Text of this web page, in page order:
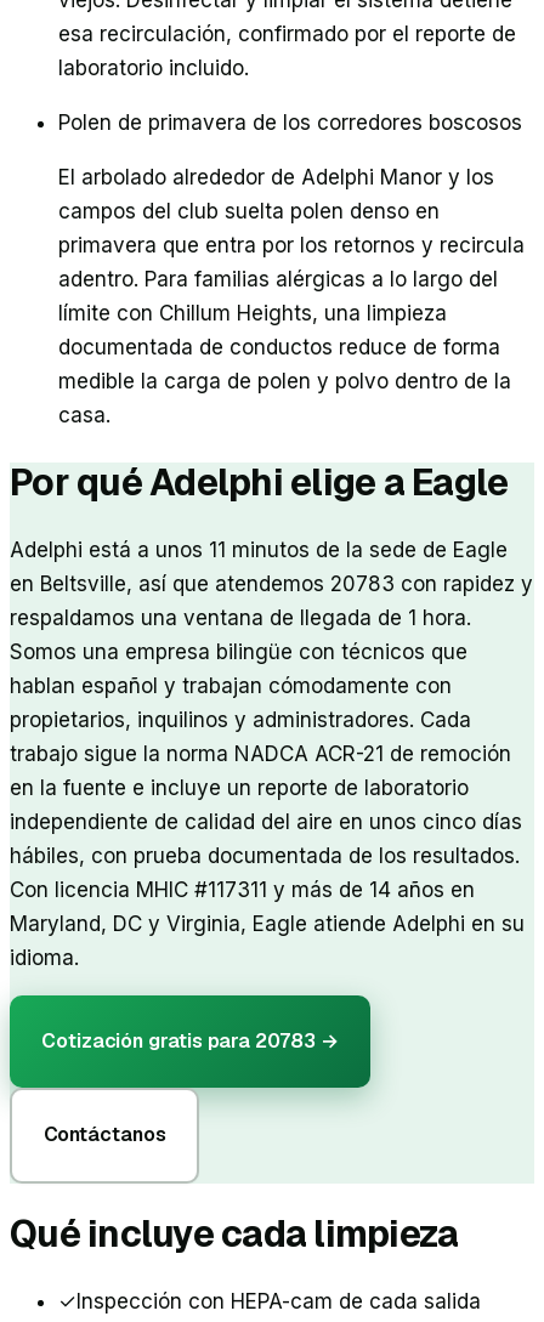
esa recirculación, confirmado por el reporte de
laboratorio incluido.
Polen de primavera de los corredores boscosos
El arbolado alrededor de Adelphi Manor y los
campos del club suelta polen denso en
primavera que entra por los retornos y recircula
adentro. Para familias alérgicas a lo largo del
límite con Chillum Heights, una limpieza
documentada de conductos reduce de forma
medible la carga de polen y polvo dentro de la
casa.
Por quéAdelphi elige a Eagle
Adelphi está a unos 11 minutos de la sede de Eagle
en Beltsville, así que atendemos 20783 con rapidez y
respaldamos una ventana de llegada de 1 hora.
Somos una empresa bilingüe con técnicos que
hablan español y trabajan cómodamente con
propietarios, inquilinos y administradores. Cada
trabajo sigue la norma NADCA ACR-21 de remoción
en la fuente e incluye un reporte de laboratorio
independiente de calidad del aire en unos cinco días
hábiles, con prueba documentada de los resultados.
Con licencia MHIC #117311 y más de 14 años en
Maryland, DC y Virginia, Eagle atiende Adelphi en su
idioma.
Cotización gratis para 20783 →
Contáctanos
Qué incluye cada limpieza
✓Inspección con HEPA-cam de cada salida